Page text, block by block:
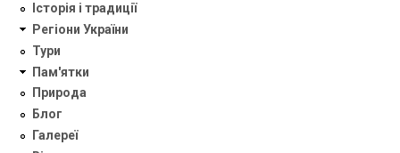
Історія і традиції
Регіони України
Тури
Пам'ятки
Природа
Блог
Галереї